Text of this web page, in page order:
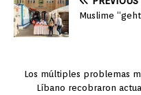
auch Michel Aoun, der
seit Jahren die Ambition
hat, Präsident des
Muslime
Los múltiples problemas
Líbano recobraron